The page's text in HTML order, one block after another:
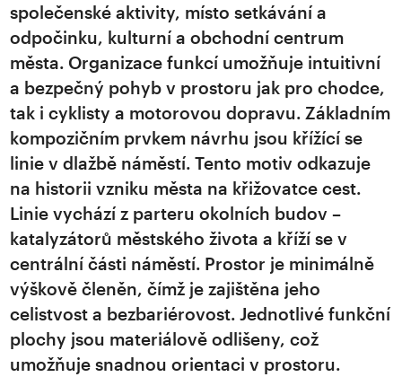
společenské aktivity, místo setkávání a
odpočinku, kulturní a obchodní centrum
města. Organizace funkcí umožňuje intuitivní
a bezpečný pohyb v prostoru jak pro chodce,
tak i cyklisty a motorovou dopravu. Základním
kompozičním prvkem návrhu jsou křížící se
linie v dlažbě náměstí. Tento motiv odkazuje
na historii vzniku města na křižovatce cest.
Linie vychází z parteru okolních budov –
katalyzátorů městského života a kříží se v
centrální části náměstí. Prostor je minimálně
výškově členěn, čímž je zajištěna jeho
celistvost a bezbariérovost. Jednotlivé funkční
plochy jsou materiálově odlišeny, což
umožňuje snadnou orientaci v prostoru.